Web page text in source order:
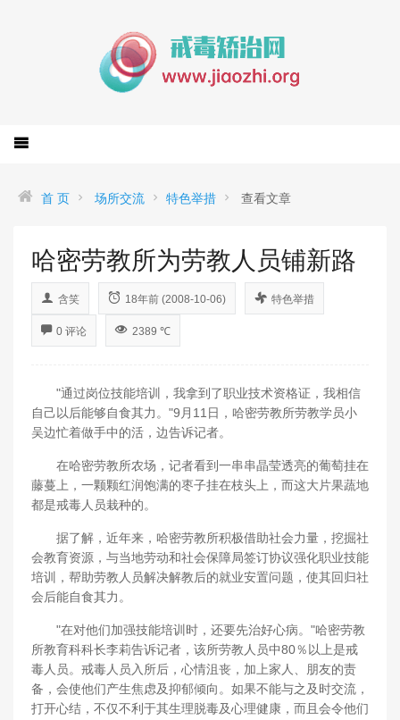
首 页 场所交流 特色举措 查看文章
哈密劳教所为劳教人员铺新路
含笑 18年前 (2008-10-06) 特色举措
0 评论 2389 ℃
"通过岗位技能培训，我拿到了职业技术资格证，我相信
自己以后能够自食其力。"9月11日，哈密劳教所劳教学员小
吴边忙着做手中的活，边告诉记者。
在哈密劳教所农场，记者看到一串串晶莹透亮的葡萄挂在
藤蔓上，一颗颗红润饱满的枣子挂在枝头上，而这大片果蔬地
都是戒毒人员栽种的。
据了解，近年来，哈密劳教所积极借助社会力量，挖掘社
会教育资源，与当地劳动和社会保障局签订协议强化职业技能
培训，帮助劳教人员解决解教后的就业安置问题，使其回归社
会后能自食其力。
"在对他们加强技能培训时，还要先治好心病。"哈密劳教
所教育科科长李莉告诉记者，该所劳教人员中80％以上是戒
毒人员。戒毒人员入所后，心情沮丧，加上家人、朋友的责
备，会使他们产生焦虑及抑郁倾向。如果不能与之及时交流，
打开心结，不仅不利于其生理脱毒及心理健康，而且会令他们